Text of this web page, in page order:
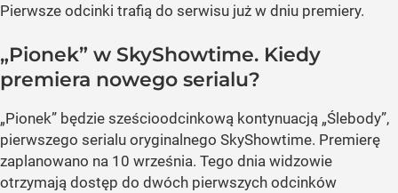
Pierwsze odcinki trafią do serwisu już w dniu premiery.
„Pionek” w SkyShowtime. Kiedy
premiera nowego serialu?
„Pionek” będzie sześcioodcinkową kontynuacją „Ślebody”,
pierwszego serialu oryginalnego SkyShowtime. Premierę
zaplanowano na 10 września. Tego dnia widzowie
otrzymają dostęp do dwóch pierwszych odcinków